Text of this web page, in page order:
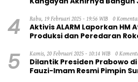
4 Rabu, 19 Februari 2025 - 19:56 WIB 0
Aktivis ALARM Laporkan HM
Produksi dan Peredaran
5 Kamis, 20 Februari 2025 - 10:14 WIB 0
Dilantik Presiden Prabowo
Fauzi-Imam Resmi Pimpin